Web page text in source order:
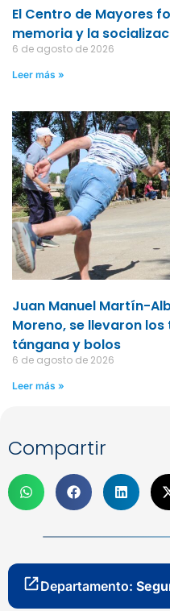
El Centro de Mayores
memoria y la
6 de agosto de 2026
Leer más »
Juan Manuel Martín-
Moreno, se llevaron
tángana y bolos
6 de agosto de 2026
Leer más »
Compartir
Departamento: